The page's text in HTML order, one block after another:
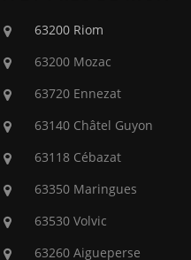
63200 Riom
63200 Mozac
63720 Ennezat
63140 Châtel Guyon
63118 Cébazat
63350 Maringues
63530 Volvic
63260 Aigueperse